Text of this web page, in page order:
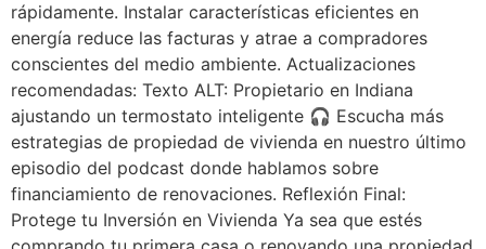
rápidamente. Instalar características eficientes en
energía reduce las facturas y atrae a compradores
conscientes del medio ambiente. Actualizaciones
recomendadas: Texto ALT: Propietario en Indiana
ajustando un termostato inteligente 🎧 Escucha más
estrategias de propiedad de vivienda en nuestro último
episodio del podcast donde hablamos sobre
financiamiento de renovaciones. Reflexión Final:
Protege tu Inversión en Vivienda Ya sea que estés